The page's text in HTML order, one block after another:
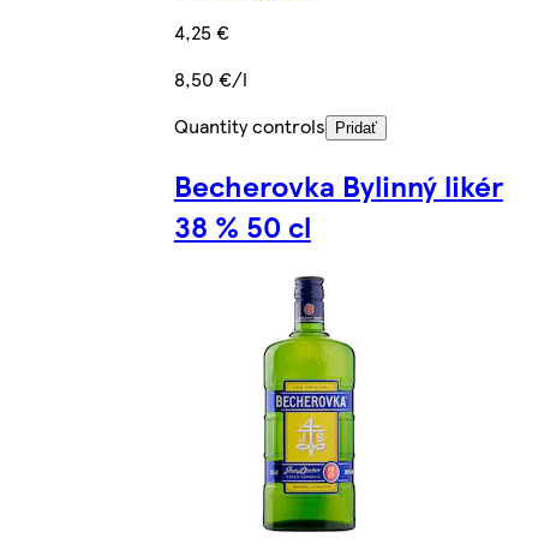
4,25 €
8,50 €/l
Quantity controls
Pridať
Becherovka Bylinný likér
38 % 50 cl